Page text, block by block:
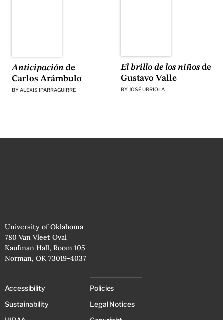
Anticipaciónde
Carlos Arámbulo
BYALEXIS IPARRAGUIRRE
El brillo de los niñosde
Gustavo Valle
BY JOSÉ URRIOLA
University of Oklahoma
780 Van Vleet Oval
Kaufman Hall, Room 105
Norman, OK 73019-4037
Accessibility
Sustainability
Policies
Legal Notices